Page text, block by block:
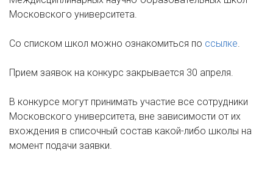
Московского университета.
Со списком школ можно ознакомиться по ссылке
Прием заявок на конкурс закрывается 30 апреля.
В конкурсе могут принимать участие все сотрудники
Московского университета, вне зависимости от их
вхождения в списочный состав какой-либо школы на
момент подачи заявки.